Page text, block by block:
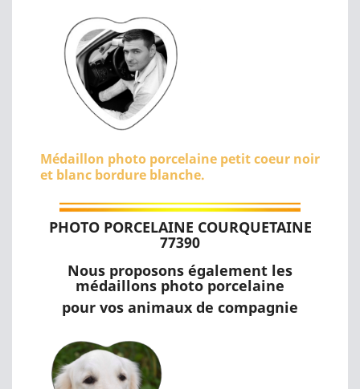
Médaillon photo porcelaine petit coeur noir
et blanc bordure blanche.
PHOTO PORCELAINE COURQUETAINE
77390
Nous proposons également les
médaillons photo porcelaine
pour vos animaux de compagnie